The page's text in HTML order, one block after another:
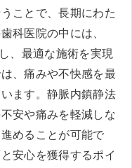
ことで、長期にわた
科医院の中には、
、最適な施術を実現
、痛みや不快感を最
ます。静脈内鎮静法
安や痛みを軽減しな
めることが可能で
安心を獲得するポイ